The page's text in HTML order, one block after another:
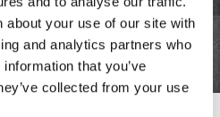
about your use of our site with
and analytics partners who
that you’ve
collected from your use